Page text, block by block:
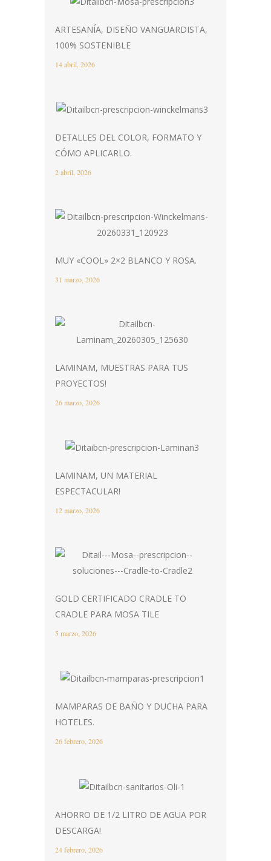
ARTESANÍA, DISEÑO VANGUARDISTA,
100% SOSTENIBLE
14 abril, 2026
DETALLES DEL COLOR, FORMATO Y
CÓMO APLICARLO.
2 abril, 2026
MUY «COOL» 2×2 BLANCO Y ROSA.
31 marzo, 2026
LAMINAM, MUESTRAS PARA TUS
PROYECTOS!
26 marzo, 2026
LAMINAM, UN MATERIAL
ESPECTACULAR!
12 marzo, 2026
GOLD CERTIFICADO CRADLE TO
CRADLE PARA MOSA TILE
5 marzo, 2026
MAMPARAS DE BAÑO Y DUCHA PARA
HOTELES.
26 febrero, 2026
AHORRO DE 1/2 LITRO DE AGUA POR
DESCARGA!
24 febrero, 2026